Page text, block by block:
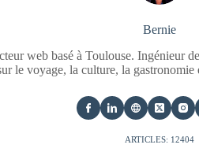
Bernie
web basé à Toulouse. Ingénieur
le voyage, la culture, la
ARTICLES: 12404